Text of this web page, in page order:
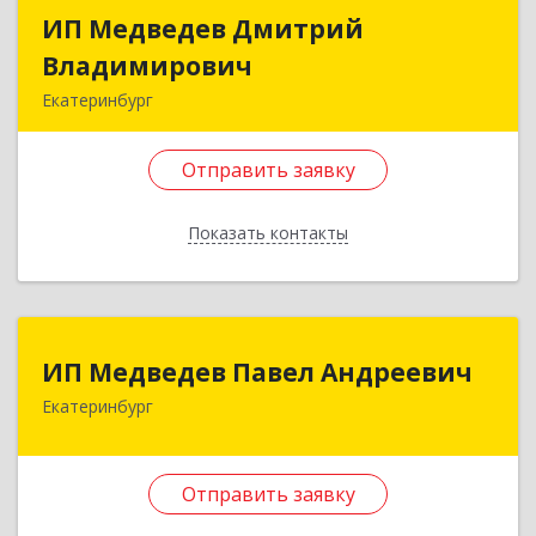
ИП Медведев Дмитрий
Владимирович
Екатеринбург
Отправить заявку
Показать контакты
ИП Медведев Дмитрий
Вилонова ул, дом № 22, кв.61
ИП Медведев Павел Андреевич
Екатеринбург
Отправить заявку
620028, Свердловская обл, Екатеринбург г,